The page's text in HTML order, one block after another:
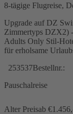
8-tägige Flugreise,
Upgrade auf DZ
Zimmertyps DZX2)
Adults Only Stil-
für erholsame
253537Bestellnr.:
Pauschalreise
Alter Preisab €